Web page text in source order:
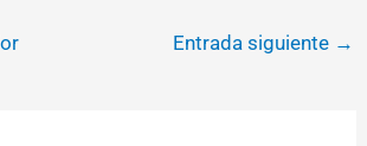
Entrada siguiente →